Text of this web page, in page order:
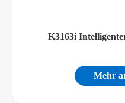
K3163i
Mehr